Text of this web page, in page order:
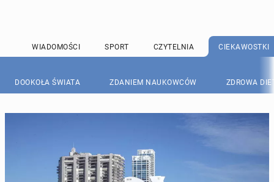
WIADOMOŚCI SPORT CZYTELNIA CIEKAWOSTKI
DOOKOŁA ŚWIATA ZDANIEM NAUKOWCÓW ZDROWA